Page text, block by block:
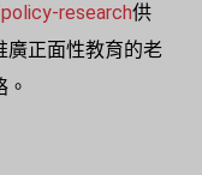
research供
廣正面性教育的老